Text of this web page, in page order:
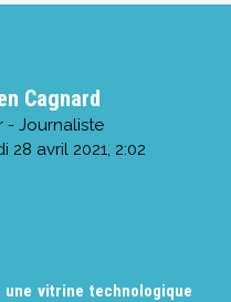
Cagnard
- Journaliste
28 avril 2021, 2:02
vitrine technologique